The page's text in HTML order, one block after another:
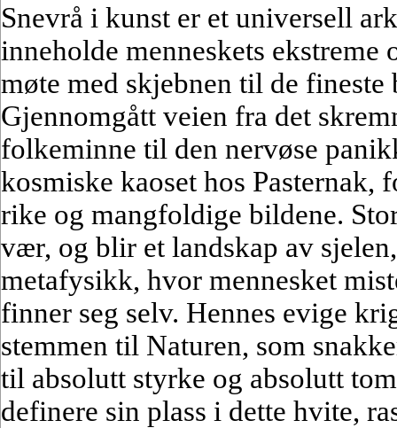
Snevrå i kunst er et universell
inneholde menneskets ekstreme
møte med skjebnen til de fineste
Gjennomgått veien fra det
folkeminne til den nervøse
kosmiske kaoset hos Pasternak,
rike og mangfoldige bildene.
vær, og blir et landskap av
metafysikk, hvor mennesket
finner seg selv. Hennes evige
stemmen til Naturen, som
til absolutt styrke og absolutt
definere sin plass i dette hvite,